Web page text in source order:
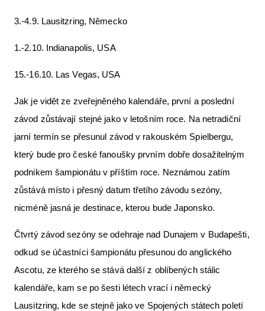
3.-4.9. Lausitzring, Německo
1.-2.10. Indianapolis, USA
15.-16.10. Las Vegas, USA
Jak je vidět ze zveřejněného kalendáře, první a poslední
závod zůstávají stejné jako v letošním roce. Na netradiční
jarní termín se přesunul závod v rakouském Spielbergu,
který bude pro české fanoušky prvním dobře dosažitelným
podnikem šampionátu v příštím roce. Neznámou zatím
zůstává místo i přesný datum třetího závodu sezóny,
nicméně jasná je destinace, kterou bude Japonsko.
Čtvrtý závod sezóny se odehraje nad Dunajem v Budapešti,
odkud se účastníci šampionátu přesunou do anglického
Ascotu, ze kterého se stává další z oblíbených stálic
kalendáře, kam se po šesti létech vrací i německý
Lausitzring, kde se stejně jako ve Spojených státech poletí